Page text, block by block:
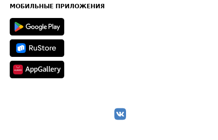
Техническая информация
МОБИЛЬНЫЕ ПРИЛОЖЕНИЯ